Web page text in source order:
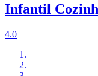
Infantil
4.0